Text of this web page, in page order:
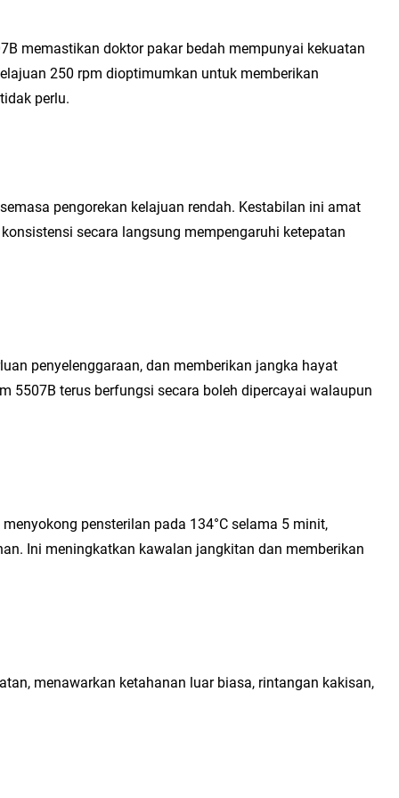
memastikan doktor pakar bedah mempunyai kekuatan
250 rpm dioptimumkan untuk memberikan
perlu.
pengorekan kelajuan rendah. Kestabilan ini amat
secara langsung mempengaruhi ketepatan
penyelenggaraan, dan memberikan jangka hayat
5507B terus berfungsi secara boleh dipercayai walaupun
pensterilan pada 134°C selama 5 minit,
Ini meningkatkan kawalan jangkitan dan memberikan
menawarkan ketahanan luar biasa, rintangan kakisan,